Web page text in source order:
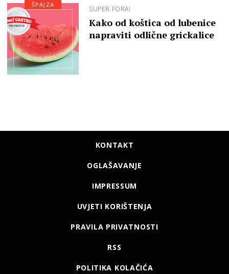
SUPER FORA!
Kako od koštica od lubenice
napraviti odlične grickalice
ŠPAJZA
KONTAKT
OGLAŠAVANJE
IMPRESSUM
UVJETI KORIŠTENJA
PRAVILA PRIVATNOSTI
RSS
POLITIKA KOLAČIĆA